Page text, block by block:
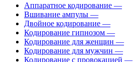
Аппаратное кодирование —
Вшивание ампулы —
Двойное кодирование —
Кодирование гипнозом —
Кодирование для женщин —
Кодирование для мужчин —
Кодирование с провокацией —